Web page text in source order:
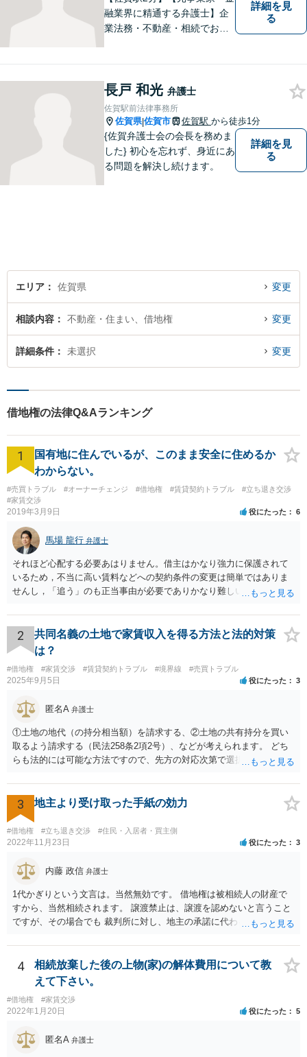
融業界に精通する弁護士】企
業法務・不動産・相続でお困
【士業ワンストップサービ
ス】
詳細を見
る
長戸 和光 弁護士
佐賀駅前法律事務所
佐賀県|佐賀市 佐賀駅 から徒歩1分
{佐賀弁護士会の会長を務めま
した} 初心を忘れず、身近にあ
る問題を解決し続けます。
詳細を見
る
エリア 佐賀県 変更
相談内容 不動産・住まい、借地権 変更
詳細条件 未選択 変更
借地権の法律Q&Aランキング
1
国有地に住んでいるが、このまま安全に住めるか
わからない。
#売買トラブル #オーナーチェンジ #借地権 #賃貸契約トラブル
#立ち退き交渉
#家賃交渉
2019年3月9日 役にたった 6
馬場 龍行 弁護士
それほど心配する必要あはりません。借主はかなり強力に保護されて
いるため，不当に高い賃料などへの契約条件の変更は簡単ではありま
せんし，「追う」のも正当事由が必要でありかなり難しいのです。 周
い条件で立退料等を支払ってもらえるかもしれません。 なので無理し
て所有権を取得する必要はないと思いますが，まずは価格ですよね。
ローンが組めないということはないと思いますが，金融機関に相談さ
れてみてはいかがでしょうか。 買うとしたら，という条件をしっかり
把握して，その上で，買うか，借り続けるか，というのはどちらにも
メリットデメリットありますので価値判断の問題といえそうです。
2
共同名義の土地で家賃収入を得る方法と法的対策
は？
#借地権 #家賃交渉 #賃貸契約トラブル #境界線 #売買トラブル
2025年9月5日 役にたった 3
匿名A 弁護士
①土地の地代（の持分相当額）を請求する、②土地の共有持分を買い
取るよう請求する（民法258条2項2号）、などが考えられます。 どち
らも法的には可能な方法ですので、先方の対応次第で選択することに
は②を求めて訴訟を提起することになるかと存じます。）
3 地主より受け取った手紙の効力
#借地権 #立ち退き交渉 #住民・入居者・買主側
2022年11月23日 役にたった 3
内藤 政信 弁護士
1代かぎりという文言は。当然無効です。 借地権は被相続人の財産で
すから、当然相続されます。 譲渡禁止は、譲渡を認めないと言うこと
ですが、その場合でも 裁判所に対し、地主の承諾に代わる許可を求め
されるので消滅することはありません。
4
相続放棄した後の上物(家)の解体費用について教
えて下さい。
#借地権 #家賃交渉
2022年1月20日 役にたった 5
匿名A 弁護士